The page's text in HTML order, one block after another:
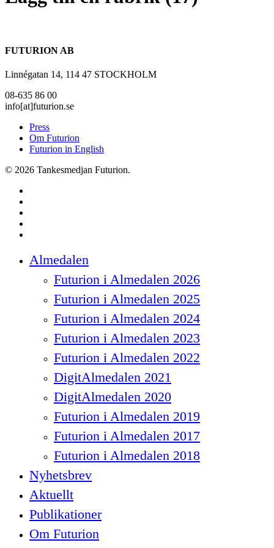
FUTURION AB
Linnégatan 14, 114 47 STOCKHOLM
08-635 86 00
info[at]futurion.se
Press
Om Futurion
Futurion in English
© 2026 Tankesmedjan Futurion.
Menu
Almedalen
Futurion i Almedalen 2026
Futurion i Almedalen 2025
Futurion i Almedalen 2024
Futurion i Almedalen 2023
Futurion i Almedalen 2022
DigitAlmedalen 2021
DigitAlmedalen 2020
Futurion i Almedalen 2019
Futurion i Almedalen 2017
Futurion i Almedalen 2018
Nyhetsbrev
Aktuellt
Publikationer
Om Futurion